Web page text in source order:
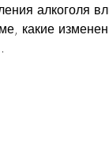
алкоголя
какие